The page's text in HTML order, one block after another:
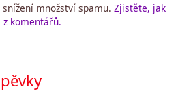
množství spamu. Zjistěte, jak
z komentářů.